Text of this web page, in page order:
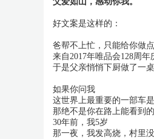
好文案是这样的：
爸帮不上忙，只能给你做点
来自2017年唯品会128周
于是父亲悄悄下厨做了一
如果你问我
这世界上最重要的一部车
那绝不是你在路上能看到的
30年前，我5岁
那一夜，我发高烧，村里